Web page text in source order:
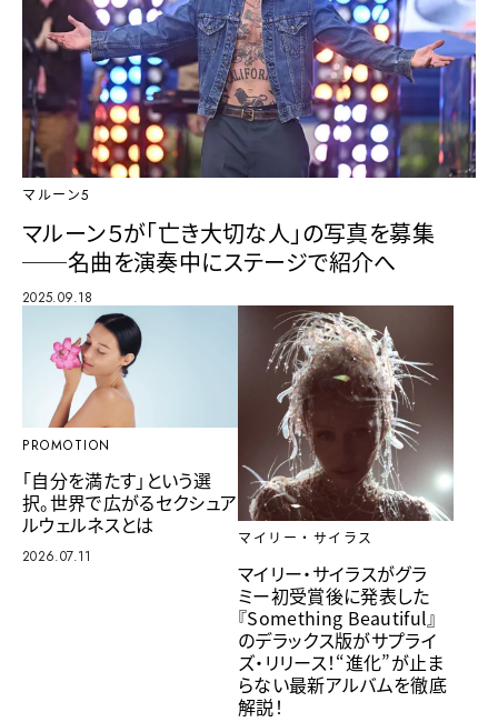
マルーン5
マルーン５が「亡き大切な人」の写真を募集
──名曲を演奏中にステージで紹介へ
2025.09.18
PROMOTION
「自分を満たす」という選
択。世界で広がるセクシュア
ルウェルネスとは
2026.07.11
マイリー・サイラス
マイリー・サイラスがグラ
ミー初受賞後に発表した
『Something Beautiful』
のデラックス版がサプライ
ズ・リリース！“進化”が止ま
らない最新アルバムを徹底
解説！